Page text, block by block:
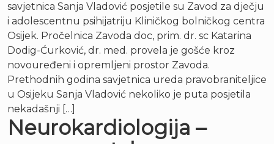
savjetnica Sanja Vladović posjetile su Zavod za dječju
i adolescentnu psihijatriju Kliničkog bolničkog centra
Osijek. Pročelnica Zavoda doc, prim. dr. sc Katarina
Dodig-Ćurković, dr. med. provela je gošće kroz
novouređeni i opremljeni prostor Zavoda.
Prethodnih godina savjetnica ureda pravobraniteljice
u Osijeku Sanja Vladović nekoliko je puta posjetila
nekadašnji […]
Neurokardiologija –